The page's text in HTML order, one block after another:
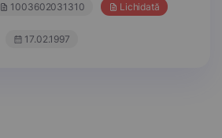
1003602031310 Lichidată
17.02.1997